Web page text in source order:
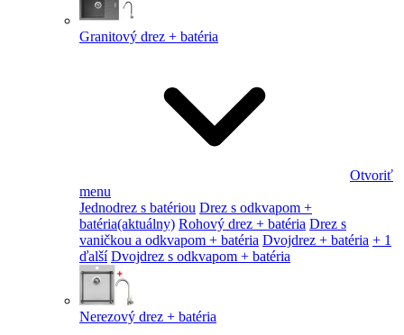
Granitový drez + batéria
Otvoriť
menu
Jednodrez s batériou Drez s odkvapom +
batéria(aktuálny) Rohový drez + batéria Drez s
vaničkou a odkvapom + batéria Dvojdrez + batéria + 1
ďalší Dvojdrez s odkvapom + batéria
Nerezový drez + batéria